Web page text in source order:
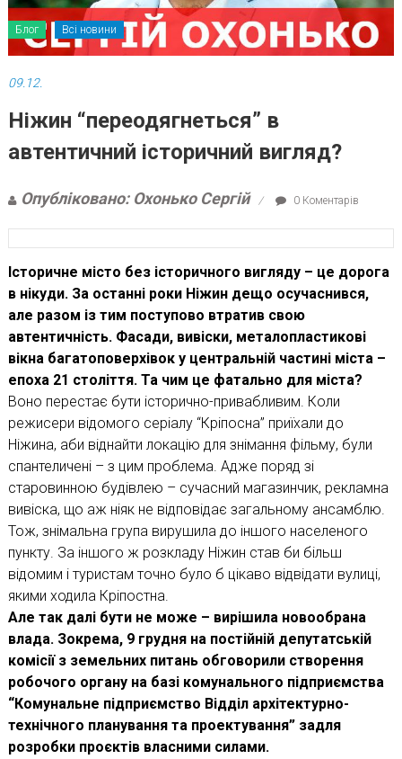
Блог Всі новини
09.12.
Ніжин “переодягнеться” в
автентичний історичний вигляд?
Опубліковано: Охонько Сергій 0 Коментарів
Історичне місто без історичного вигляду – це дорога
в нікуди. За останні роки Ніжин дещо осучаснився,
але разом із тим поступово втратив свою
автентичність. Фасади, вивіски, металопластикові
вікна багатоповерхівок у центральній частині міста –
епоха 21 століття. Та чим це фатально для міста?
Воно перестає бути історично-привабливим. Коли
режисери відомого серіалу “Кріпосна” приїхали до
Ніжина, аби віднайти локацію для знімання фільму, були
спантеличені – з цим проблема. Адже поряд зі
старовинною будівлею – сучасний магазинчик, рекламна
вивіска, що аж ніяк не відповідає загальному ансамблю.
Тож, знімальна група вирушила до іншого населеного
пункту. За іншого ж розкладу Ніжин став би більш
відомим і туристам точно було б цікаво відвідати вулиці,
якими ходила Кріпостна.
Але так далі бути не може – вирішила новообрана
влада. Зокрема, 9 грудня на постійній депутатській
комісії з земельних питань обговорили створення
робочого органу на базі комунального підприємства
“Комунальне підприємство Відділ архітектурно-
технічного планування та проектування” задля
розробки проєктів власними силами.